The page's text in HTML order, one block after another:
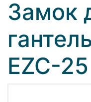
Замок
EZC-25